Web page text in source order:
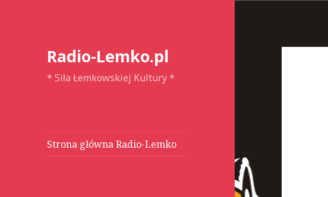
Radio-Lemko.pl
* Siła Łemkowskiej Kultury *
Strona główna Radio-Lemko